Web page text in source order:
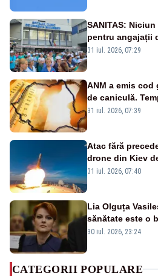
SANITAS:
pentru angajații
Legii salarizării
31 iul. 2026, 07:29
ANM a emis
de caniculă.
de grade, iar
31 iul. 2026, 07:39
Atac fără
drone din Kiev
americană,
31 iul. 2026, 07:40
Lia Olguța
sănătate este o
guvernează
30 iul. 2026, 23:24
CATEGORII POPULARE